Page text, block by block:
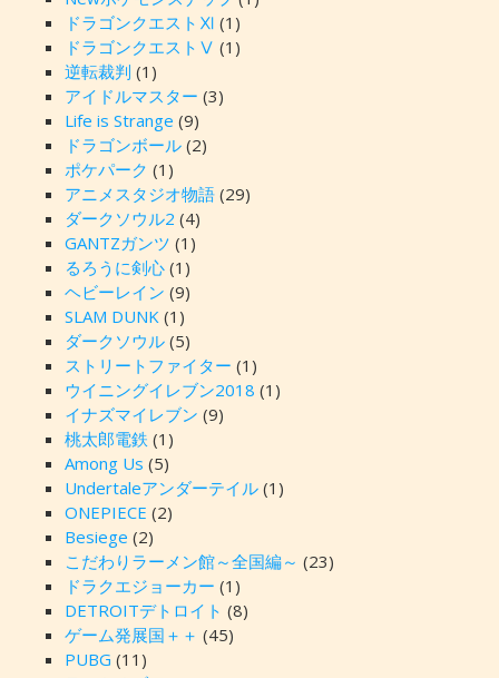
ドラゴンクエストⅪ (1)
ドラゴンクエストⅤ (1)
逆転裁判 (1)
アイドルマスター (3)
Life is Strange (9)
ドラゴンボール(2)
ポケパーク (1)
アニメスタジオ物語(29)
ダークソウル2 (4)
GANTZガンツ (1)
るろうに剣心(1)
ヘビーレイン (9)
SLAM DUNK (1)
ダークソウル(5)
ストリートファイター (1)
ウイニングイレブン2018 (1)
イナズマイレブン (9)
桃太郎電鉄 (1)
Among Us (5)
Undertaleアンダーテイル(1)
ONEPIECE (2)
Besiege (2)
こだわりラーメン館～全国編～ (23)
ドラクエジョーカー (1)
DETROITデトロイト (8)
ゲーム発展国＋＋ (45)
PUBG (11)